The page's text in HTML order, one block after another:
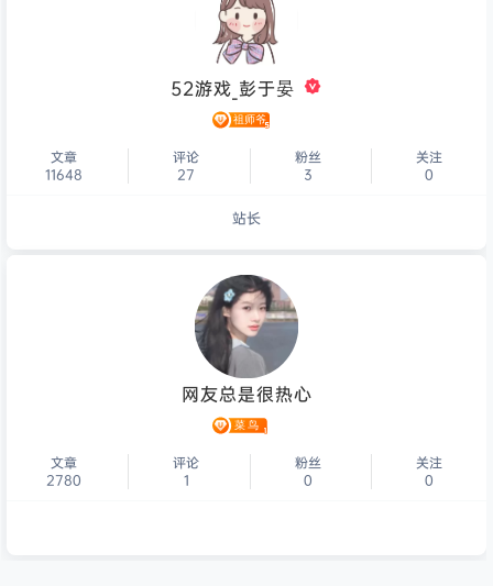
52游戏_彭于晏
文章
11648
评论
27
粉丝
3
关注
0
站长
个人主页
网友总是很热心
文章
2780
评论
1
粉丝
0
关注
0